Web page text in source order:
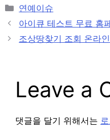
Categories
연예이슈
Post
navigation
아이큐 테스트 무료 홈
조상땅찾기 조회 온라
Leave a
댓글을 달기 위해서는